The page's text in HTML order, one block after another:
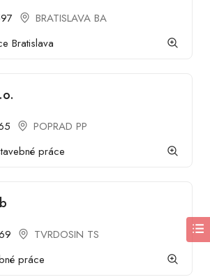
BRATISLAVA BA
Bratislava
POPRAD PP
práce
TVRDOSIN TS
práce